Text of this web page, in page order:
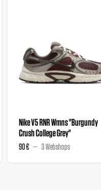
Nike V5 RNR Wmns "Burgundy
Crush College Grey"
90 € 3 Webshops